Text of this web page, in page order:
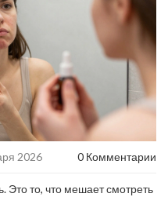
2026 0 Комментарии
Это то, что мешает смотреть